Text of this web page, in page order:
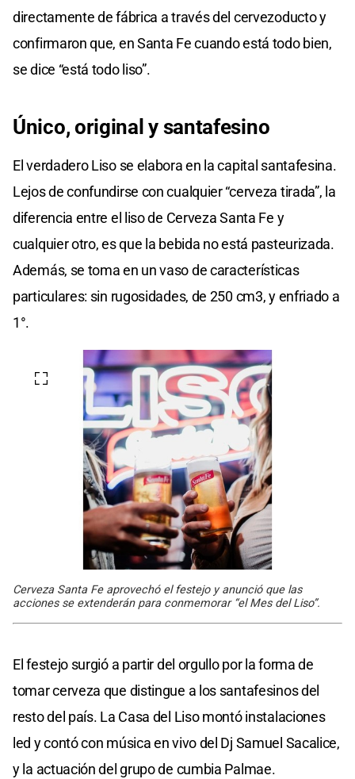
directamente de fábrica a través del cervezoducto y
confirmaron que, en Santa Fe cuando está todo bien,
se dice “está todo liso”.
Único, original y santafesino
El verdadero Liso se elabora en la capital santafesina.
Lejos de confundirse con cualquier “cerveza tirada”, la
diferencia entre el liso de Cerveza Santa Fe y
cualquier otro, es que la bebida no está pasteurizada.
Además, se toma en un vaso de características
particulares: sin rugosidades, de 250 cm3, y enfriado a
1°.
Cerveza Santa Fe aprovechó el festejo y anunció que las
acciones se extenderán para conmemorar “el Mes del Liso”.
El festejo surgió a partir del orgullo por la forma de
tomar cerveza que distingue a los santafesinos del
resto del país. La Casa del Liso montó instalaciones
led y contó con música en vivo del Dj Samuel Sacalice,
y la actuación del grupo de cumbia Palmae.